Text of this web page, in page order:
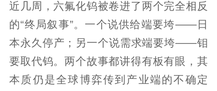
近几周，六氟化钨被卷进了两个完全相反
的“终局叙事”。一个说供给端要垮——日
本永久停产；另一个说需求端要垮——钼
要取代钨。两个故事都讲得有板有眼，其
本质仍是全球博弈传到产业端的不确定